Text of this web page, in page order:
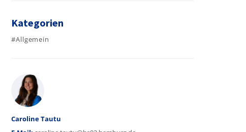
Kategorien
#Allgemein
Autor
Caroline Tautu